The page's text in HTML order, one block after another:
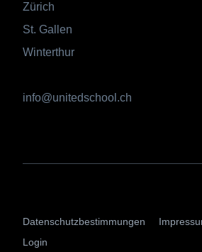
Zürich
St. Gallen
Winterthur
info@unitedschool.ch
Datenschutzbestimmungen AGBs
Login